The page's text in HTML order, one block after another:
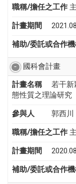
職稱/擔任之工作
計畫期間
補助/委託或合作
國科會計畫
計畫名稱
若干新
態性質之理論研究
參與人 郭西川
職稱/擔任之工作
計畫期間
補助/委託或合作